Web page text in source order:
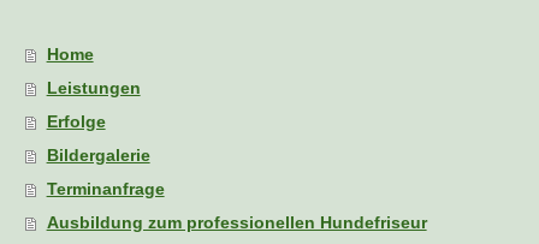
Home
Leistungen
Erfolge
Bildergalerie
Terminanfrage
Ausbildung zum professionellen Hundefriseur